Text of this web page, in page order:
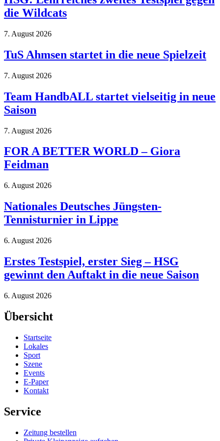
die Wildcats
7. August 2026
TuS Ahmsen startet in die neue Spielzeit
7. August 2026
Team HandbALL startet vielseitig in neue
Saison
7. August 2026
FOR A BETTER WORLD – Giora
Feidman
6. August 2026
Nationales Deutsches Jüngsten-
Tennisturnier in Lippe
6. August 2026
Erstes Testspiel, erster Sieg – HSG
gewinnt den Auftakt in die neue Saison
6. August 2026
Übersicht
Startseite
Lokales
Sport
Szene
Events
E-Paper
Kontakt
Service
Zeitung bestellen